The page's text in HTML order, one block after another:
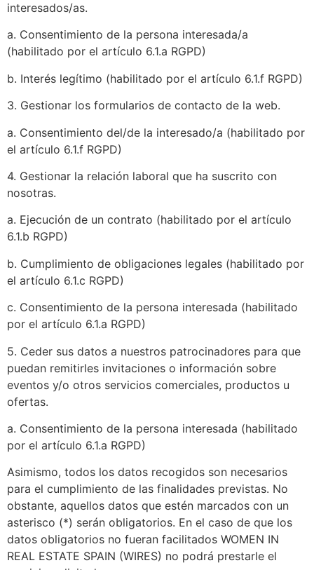
interesados/as.
a. Consentimiento de la persona interesada/a
(habilitado por el artículo 6.1.a RGPD)
b. Interés legítimo (habilitado por el artículo 6.1.f RGPD)
3. Gestionar los formularios de contacto de la web.
a. Consentimiento del/de la interesado/a (habilitado por
el artículo 6.1.f RGPD)
4. Gestionar la relación laboral que ha suscrito con
nosotras.
a. Ejecución de un contrato (habilitado por el artículo
6.1.b RGPD)
b. Cumplimiento de obligaciones legales (habilitado por
el artículo 6.1.c RGPD)
c. Consentimiento de la persona interesada (habilitado
por el artículo 6.1.a RGPD)
5. Ceder sus datos a nuestros patrocinadores para que
puedan remitirles invitaciones o información sobre
eventos y/o otros servicios comerciales, productos u
ofertas.
a. Consentimiento de la persona interesada (habilitado
por el artículo 6.1.a RGPD)
Asimismo, todos los datos recogidos son necesarios
para el cumplimiento de las finalidades previstas. No
obstante, aquellos datos que estén marcados con un
asterisco (*) serán obligatorios. En el caso de que los
datos obligatorios no fueran facilitados WOMEN IN
REAL ESTATE SPAIN (WIRES) no podrá prestarle el